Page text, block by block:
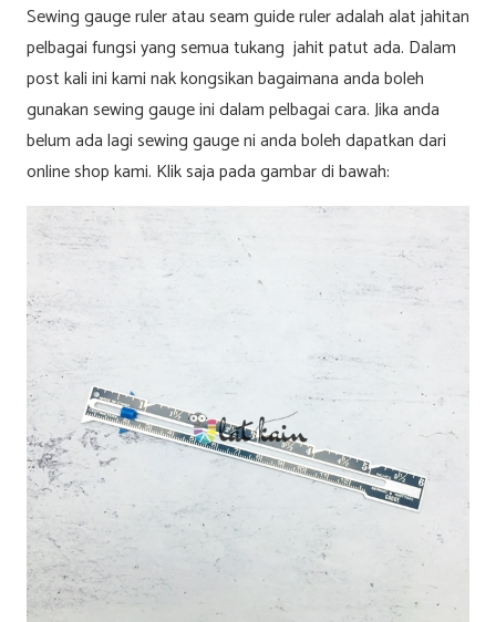
Sewing gauge ruler atau seam guide ruler adalah alat jahitan
pelbagai fungsi yang semua tukang jahit patut ada. Dalam
post kali ini kami nak kongsikan bagaimana anda boleh
gunakan sewing gauge ini dalam pelbagai cara. Jika anda
belum ada lagi sewing gauge ni anda boleh dapatkan dari
online shop kami. Klik saja pada gambar di bawah: